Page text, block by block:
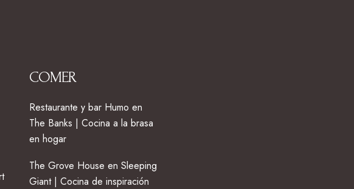
COMER
Restaurante y bar Humo en
The Banks | Cocina a la brasa
en hogar
The Grove House en Sleeping
Giant | Cocina de inspiración